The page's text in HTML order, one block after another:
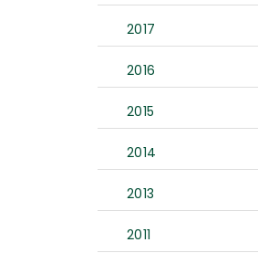
2017
2016
2015
2014
2013
2011